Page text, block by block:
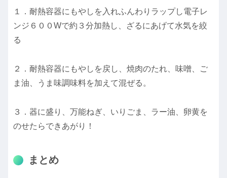
１．耐熱容器にもやしを入れふんわりラップし電子レ
ンジ６００Wで約３分加熱し、ざるにあげて水気を絞
る
２．耐熱容器にもやしを戻し、焼肉のたれ、味噌、ご
ま油、うま味調味料を加えて混ぜる。
３．器に盛り、万能ねぎ、いりごま、ラー油、卵黄を
のせたらできあがり！
まとめ